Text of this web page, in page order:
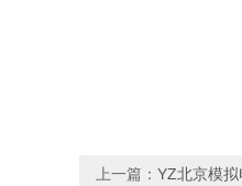
上一篇： YZ北京模拟